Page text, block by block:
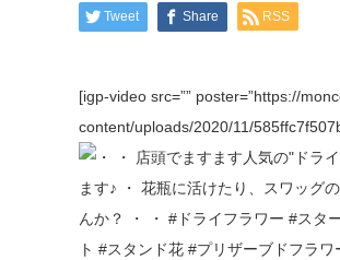
Tweet Share RSS
[igp-video src=”” poster=”https://
content/uploads/2020/11/